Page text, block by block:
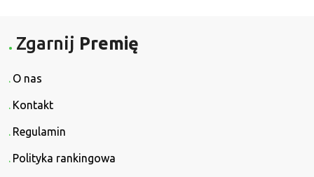
Zgarnij Premię
O nas
Kontakt
Regulamin
Polityka rankingowa